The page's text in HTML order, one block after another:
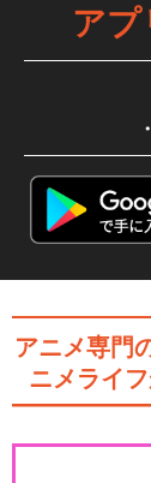
アプ
アニメ専門
ニメライ